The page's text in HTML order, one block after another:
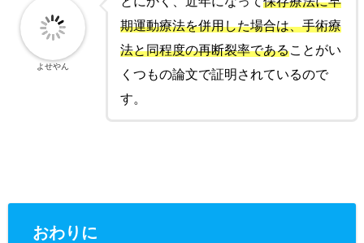
期運動療法を併用した場合は、手術療
法と同程度の再断裂率であることがい
くつもの論文で証明されているので
す。
よせやん
おわりに